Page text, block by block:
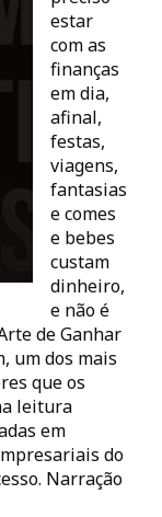
estar
com as
finanças
em dia,
afinal,
festas,
viagens,
fantasias
e comes
e bebes
custam
dinheiro,
e não é
de Ganhar
um dos mais
que os
leitura
em
do
Narração